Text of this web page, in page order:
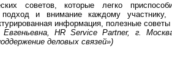
советов, которые легко
подход и внимание каждому
информация, полезные
HR Service Partner, г.
деловых связей»)